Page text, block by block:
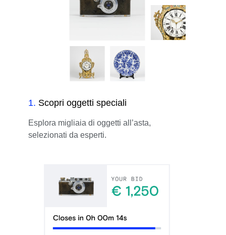
1. Scopri oggetti speciali
Esplora migliaia di oggetti all’asta,
selezionati da esperti.